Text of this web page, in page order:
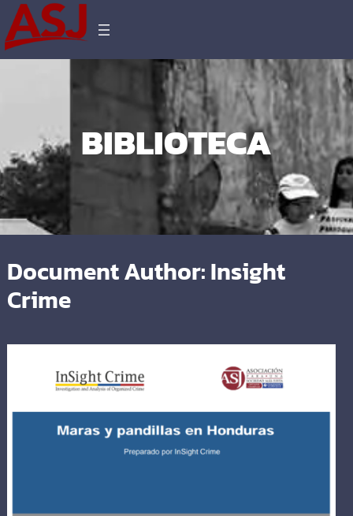
BIBLIOTECA
Document Author:Insight
Crime